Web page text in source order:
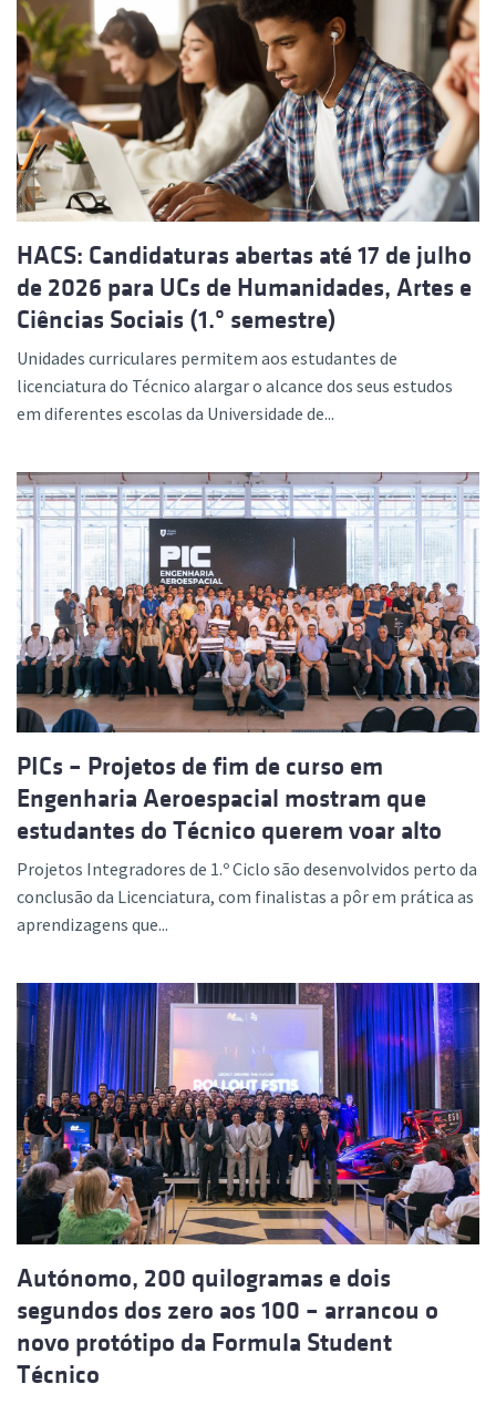
HACS: Candidaturas abertas até 17 de julho
de 2026 para UCs de Humanidades, Artes e
Ciências Sociais (1.º semestre)
Unidades curriculares permitem aos estudantes de
licenciatura do Técnico alargar o alcance dos seus estudos
em diferentes escolas da Universidade de...
PICs – Projetos de fim de curso em
Engenharia Aeroespacial mostram que
estudantes do Técnico querem voar alto
Projetos Integradores de 1.º Ciclo são desenvolvidos perto da
conclusão da Licenciatura, com finalistas a pôr em prática as
aprendizagens que...
Autónomo, 200 quilogramas e dois
segundos dos zero aos 100 – arrancou o
novo protótipo da Formula Student
Técnico